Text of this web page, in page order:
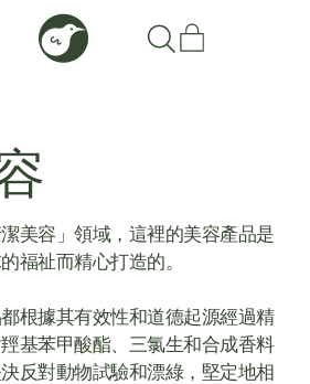
美容」領域，這裡的美容產品是
福祉而精心打造的。
根據其有效性和道德起源經過精
基苯甲酸酯、三氯生和合成香料
反對動物試驗和漂綠，堅定地相